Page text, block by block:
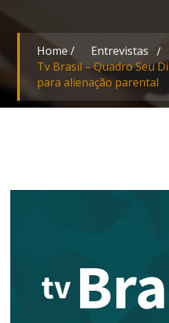
Home/
Entrevistas
Tv Brasil – Quadro Seu
para alienação parental